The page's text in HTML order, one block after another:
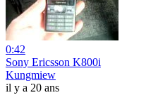
0:42
Sony Ericsson K800i
Kungmiew
il y a 20 ans